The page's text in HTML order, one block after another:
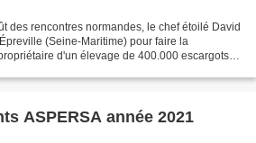
des rencontres normandes, le chef étoilé David
(Seine-Maritime) pour faire la
d'un élevage de 400.000 escargots.
ASPERSA année 2021